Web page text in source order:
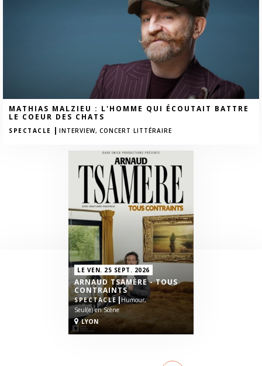
MATHIAS MALZIEU : L'HOMME QUI ÉCOUTAIT BATTRE
LE COEUR DES CHATS
SPECTACLE INTERVIEW, CONCERT LITTÉRAIRE
LE VEN. 25 SEPT. 2026
ARNAUD TSAMÈRE - TOUS
CONTRAINTS
SPECTACLE| Humour,
Seul(e) en Scène
LYON